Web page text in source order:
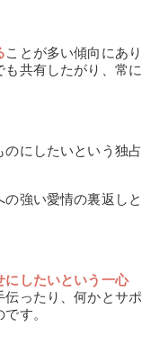
ことが多い傾向にあり
共有したがり、常に
にしたいという独占
強い愛情の裏返しと
にしたいという一心
ったり、何かとサポ
す。